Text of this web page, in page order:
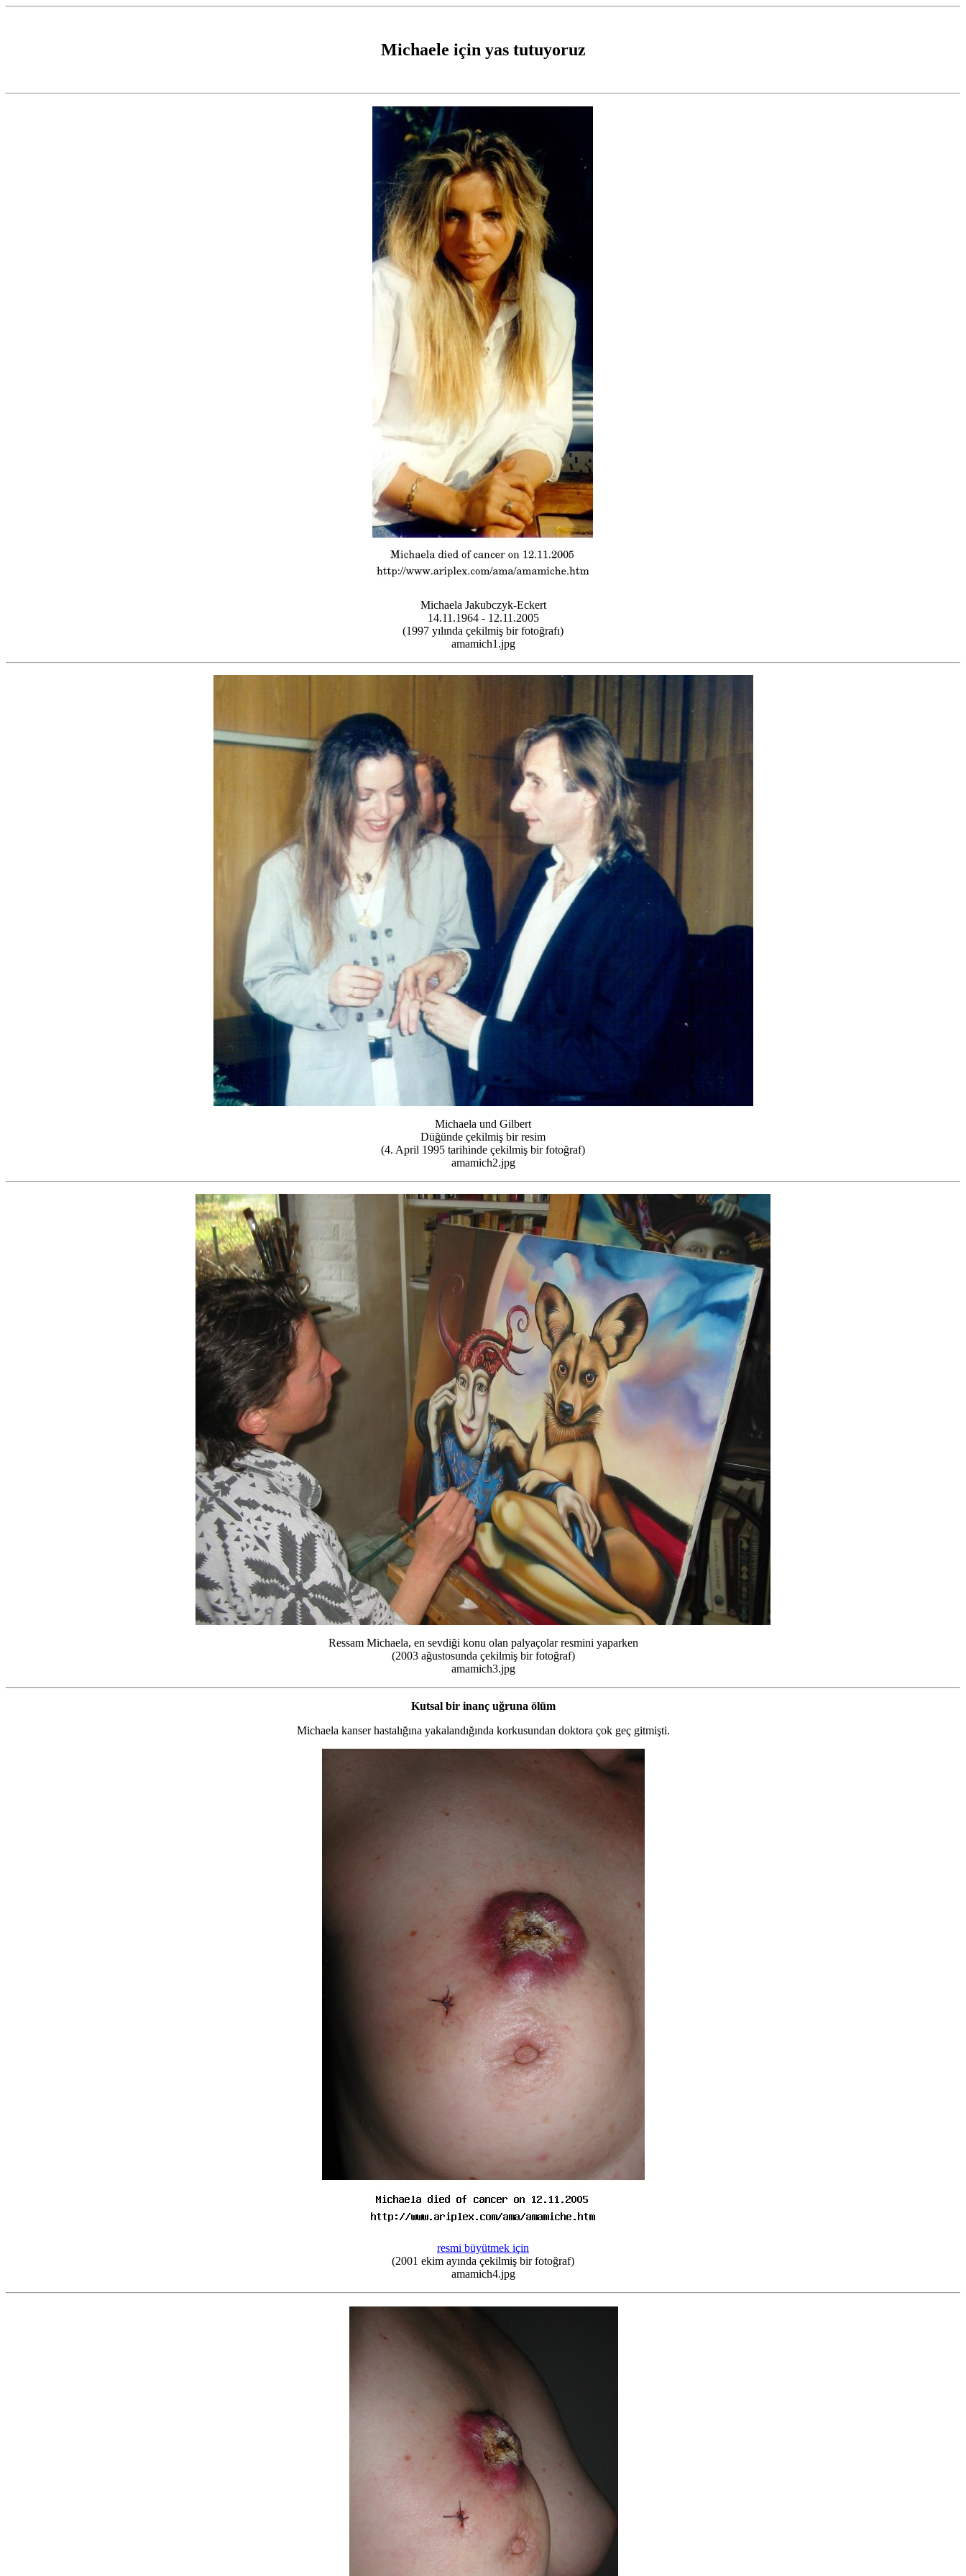
Michaele için yas tutuyoruz
Michaela Jakubczyk-Eckert
14.11.1964 - 12.11.2005
(1997 yılında çekilmiş bir fotoğrafı)
amamich1.jpg
Michaela und Gilbert
Düğünde çekilmiş bir resim
(4. April 1995 tarihinde çekilmiş bir fotoğraf)
amamich2.jpg
Ressam Michaela, en sevdiği konu olan palyaçolar resmini yaparken
(2003 ağustosunda çekilmiş bir fotoğraf)
amamich3.jpg
Kutsal bir inanç uğruna ölüm
Michaela kanser hastalığına yakalandığında korkusundan doktora çok geç gitmişti.
resmi büyütmek için
(2001 ekim ayında çekilmiş bir fotoğraf)
amamich4.jpg